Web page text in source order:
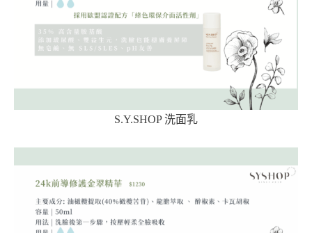
S.Y.SHOP 洗面乳